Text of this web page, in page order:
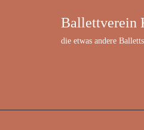
Ballettverein
die etwas andere